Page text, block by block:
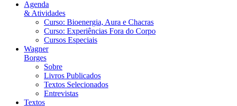
Agenda
& Atividades
Curso: Bioenergia, Aura e Chacras
Curso: Experiências Fora do Corpo
Cursos Especiais
Wagner
Borges
Sobre
Livros Publicados
Textos Selecionados
Entrevistas
Textos